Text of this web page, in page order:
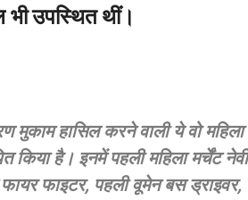
भी उपस्थित थीं।
मुकाम हासिल करने वाली ये वो महिला
किया है। इनमें पहली महिला मर्चेंट
फाइटर, पहली वूमेन बस ड्राइवर,